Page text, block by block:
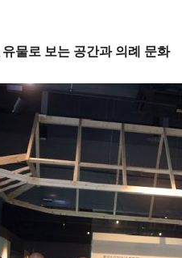
유물로 보는 공간과 의례 문화